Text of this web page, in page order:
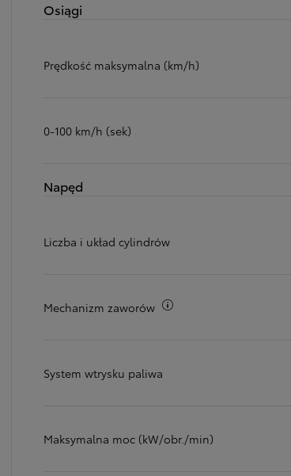
Osiągi
Prędkość maksymalna (km/h)
0-100 km/h (sek)
Napęd
Liczba i układ cylindrów
Mechanizm zaworów
System wtrysku paliwa
Maksymalna moc (kW/obr./min)